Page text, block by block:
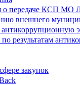
о передаче КСП МО
внешнего
результатам
закупок